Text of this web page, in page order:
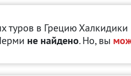
туров в Грецию Халкидики
не найдено. Но, вы